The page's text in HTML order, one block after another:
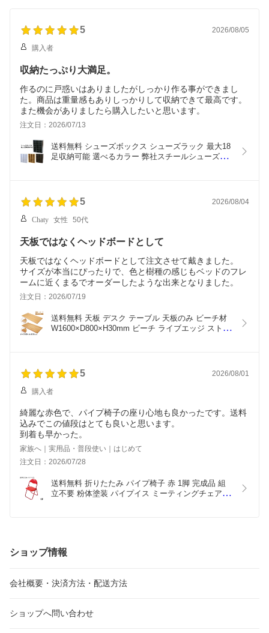
5 2026/08/05
購入者
収納たっぷり大満足。
作るのに戸惑いはありましたがしっかり作る事ができまし
た。商品は重量感もありしっかりして収納できて最高です。
また機会がありましたら購入したいと思います。
注文日：2026/07/13
送料無料 シューズボックス シューズラック 最大18
足収納可能 選べるカラー 弊社スチールシューズボ
製 shoesboxc2018p
5 2026/08/04
Chaty 女性 50代
天板ではなくヘッドボードとして
天板ではなくヘッドボードとして注文させて戴きました。
サイズが本当にぴったりで、色と樹種の感じもベッドのフレ
ームに近くまるでオーダーしたような出来となりました。
注文日：2026/07/19
送料無料 天板 デスク テーブル 天板のみ ビーチ材
W1600×D800×H30mm ビーチ ライブエッジ ストレ
5 2026/08/01
購入者
綺麗な赤色で、パイプ椅子の座り心地も良かったです。送料
込みでこの値段はとても良いと思います。
到着も早かった。
家族へ｜実用品・普段使い｜はじめて
注文日：2026/07/28
送料無料 折りたたみ パイプ椅子 赤 1脚 完成品 組
立不要 粉体塗装 パイプイス ミーティングチェア 会
ショップ情報
会社概要・決済方法・配送方法
ショップへ問い合わせ